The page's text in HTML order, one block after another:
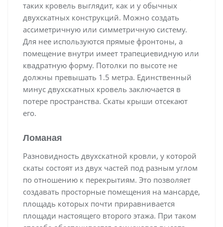
таких кровель выглядит, как и у обычных
двухскатных конструкций. Можно создать
ассиметричную или симметричную систему.
Для нее используются прямые фронтоны, а
помещение внутри имеет трапециевидную или
квадратную форму. Потолки по высоте не
должны превышать 1.5 метра. Единственный
минус двухскатных кровель заключается в
потере пространства. Скаты крыши отсекают
его.
Ломаная
Разновидность двухскатной кровли, у которой
скаты состоят из двух частей под разным углом
по отношению к перекрытиям. Это позволяет
создавать просторные помещения на мансарде,
площадь которых почти приравнивается
площади настоящего второго этажа. При таком